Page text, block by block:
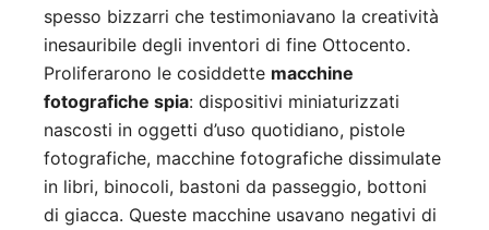
spesso bizzarri che testimoniavano la creatività
inesauribile degli inventori di fine Ottocento.
Proliferarono le cosiddette macchine
fotografiche spia: dispositivi miniaturizzati
nascosti in oggetti d’uso quotidiano, pistole
fotografiche, macchine fotografiche dissimulate
in libri, binocoli, bastoni da passeggio, bottoni
di giacca. Queste macchine usavano negativi di